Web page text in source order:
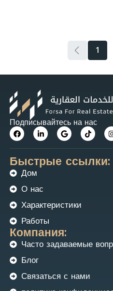
1
Подписывайтесь на нас
Быстрые ссылки:
Дом
О нас
Характеристики
Работы
Компания:
Часто задаваемые
Блог
Связаться с нами